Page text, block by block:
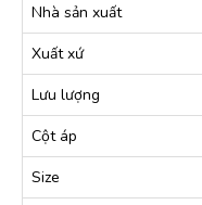
Nhà sản xuất
Xuất xứ
Lưu lượng
Cột áp
Size